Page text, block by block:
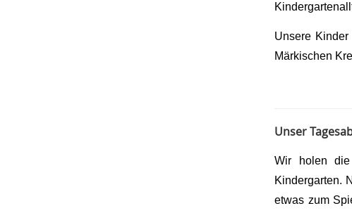
Unsere
Märkischen
Unser
Wir holen
Kindergarten.
etwas zum